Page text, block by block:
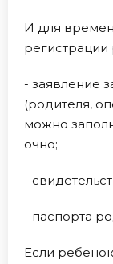
И для
регистрации
- заявление
(родителя,
можно
очно;
-
- паспорта
Если